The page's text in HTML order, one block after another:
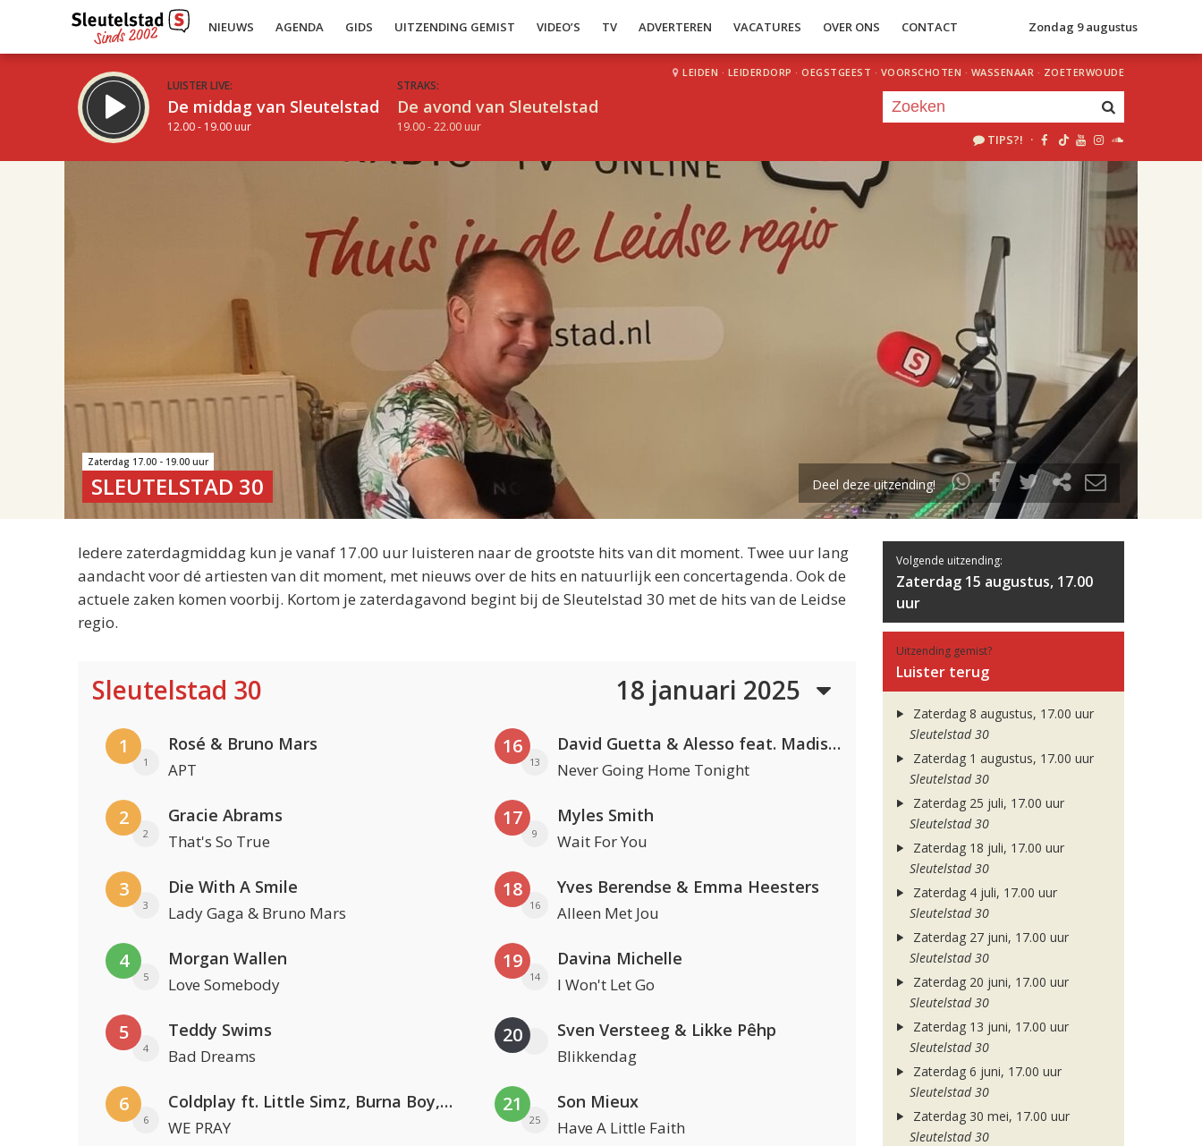
NIEUWS AGENDA GIDS UITZENDING GEMIST VIDEO’S TV ADVERTEREN VACATURES OVER ONS CONTACT Zondag 9 augustus
LUISTER LIVE:
De middag van Sleutelstad
12.00 - 19.00 uur
STRAKS:
De avond van Sleutelstad
19.00 - 22.00 uur
LEIDEN · LEIDERDORP · OEGSTGEEST · VOORSCHOTEN · WASSENAAR · ZOETERWOUDE
TIPS?! ·
uur 1 van 2
Volgend uur
Zaterdag 17.00 - 19.00 uur
SLEUTELSTAD 30 Deel deze uitzending!
Iedere zaterdagmiddag kun je vanaf 17.00 uur luisteren naar de grootste hits van dit moment. Twee uur lang
aandacht voor dé artiesten van dit moment, met nieuws over de hits en natuurlijk een concertagenda. Ook de
actuele zaken komen voorbij. Kortom je zaterdagavond begint bij de Sleutelstad 30 met de hits van de Leidse
regio.
Sleutelstad 30 18 januari 2025
1
1
Rosé & Bruno Mars
APT
2
2
Gracie Abrams
That's So True
3
3
Die With A Smile
Lady Gaga & Bruno Mars
4
5
Morgan Wallen
Love Somebody
5
4
Teddy Swims
Bad Dreams
6
6
Coldplay ft. Little Simz, Burna Boy, Elyanna & Tini
WE PRAY
16
13
David Guetta & Alesso feat. Madison Love
Never Going Home Tonight
17
9
Myles Smith
Wait For You
18
16
Yves Berendse & Emma Heesters
Alleen Met Jou
19
14
Davina Michelle
I Won't Let Go
20 Sven Versteeg & Likke Pêhp
Blikkendag
21
25
Son Mieux
Have A Little Faith
Volgende uitzending:
Zaterdag 15 augustus, 17.00
uur
Uitzending gemist?
Luister terug
Zaterdag 8 augustus, 17.00 uur
Sleutelstad 30
Zaterdag 1 augustus, 17.00 uur
Sleutelstad 30
Zaterdag 25 juli, 17.00 uur
Sleutelstad 30
Zaterdag 18 juli, 17.00 uur
Sleutelstad 30
Zaterdag 4 juli, 17.00 uur
Sleutelstad 30
Zaterdag 27 juni, 17.00 uur
Sleutelstad 30
Zaterdag 20 juni, 17.00 uur
Sleutelstad 30
Zaterdag 13 juni, 17.00 uur
Sleutelstad 30
Zaterdag 6 juni, 17.00 uur
Sleutelstad 30
Zaterdag 30 mei, 17.00 uur
Sleutelstad 30